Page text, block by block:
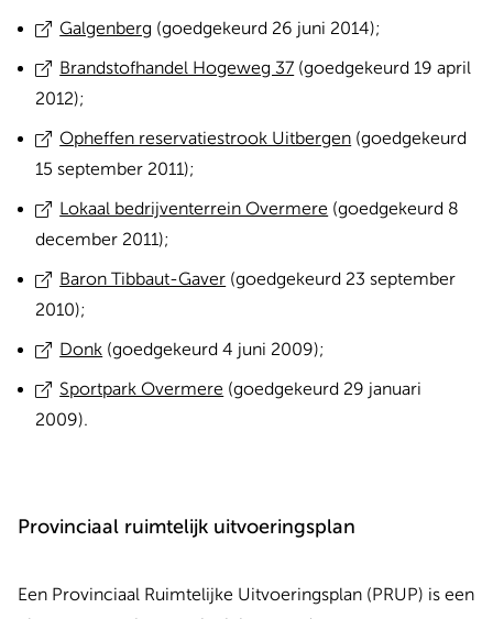
Galgenberg (goedgekeurd 26 juni 2014);
Brandstofhandel Hogeweg 37 (goedgekeurd 19 april
2012);
Opheffen reservatiestrook Uitbergen (goedgekeurd
15 september 2011);
Lokaal bedrijventerrein Overmere (goedgekeurd 8
december 2011);
Baron Tibbaut-Gaver (goedgekeurd 23 september
2010);
Donk (goedgekeurd 4 juni 2009);
Sportpark Overmere (goedgekeurd 29 januari
2009).
Provinciaal ruimtelijk uitvoeringsplan
Een Provinciaal Ruimtelijke Uitvoeringsplan (PRUP) is een